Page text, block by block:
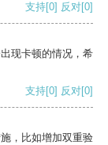
支持[0] 反对[0]
现卡顿的情况，希
支持[0] 反对[0]
，比如增加双重验